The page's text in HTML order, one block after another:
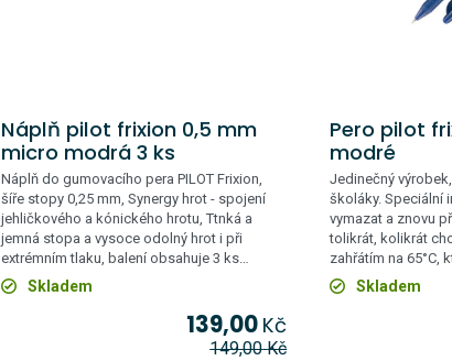
Náplň pilot frixion 0,5 mm
micro modrá 3 ks
Náplň do gumovacího pera PILOT Frixion,
šíře stopy 0,25 mm, Synergy hrot - spojení
jehličkového a kónického hrotu, Ttnká a
jemná stopa a vysoce odolný hrot i při
extrémním tlaku, balení obsahuje 3 ks…
Skladem
139,00 Kč
149,00 Kč
Pero pilot
modré
Jedinečný
školáky. Speciální
vymazat a znovu
tolikrát, kolikrát
zahřátím na 65°C,
Skladem